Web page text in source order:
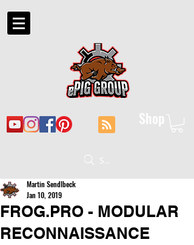
Shop
Suche
FROG.PRO - MODULAR
RECONNAISSANCE
Martin Sendlbeck
Jan 10, 2019